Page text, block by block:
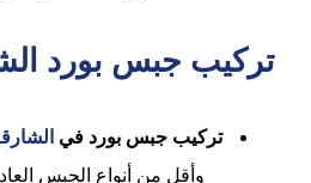
تركيب جبس بورد
تركيب جبس بورد في
وأقل من أنواع الجبس